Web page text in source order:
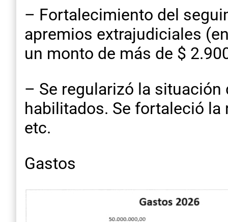
– Fortalecimiento del
apremios extrajudiciales
un monto de más de $
– Se regularizó la situación
habilitados. Se fortaleció
etc.
Gastos